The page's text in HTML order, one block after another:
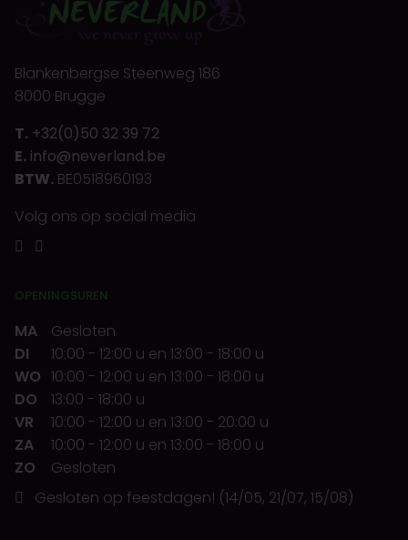
Blankenbergse Steenweg 186
8000 Brugge
T. +32(0)50 32 39 72
E. info@neverland.be
BTW. BE0518960193
Volg ons op social media
OPENINGSUREN
MA
Gesloten
DI
10:00 - 12:00 u en 13:00 - 18:00 u
WO 10:00 - 12:00 u en 13:00 - 18:00 u
DO
13:00 - 18:00 u
VR
10:00 - 12:00 u en 13:00 - 20:00 u
ZA
10:00 - 12:00 u en 13:00 - 18:00 u
ZO
Gesloten
Gesloten op feestdagen! (14/05, 21/07, 15/08)